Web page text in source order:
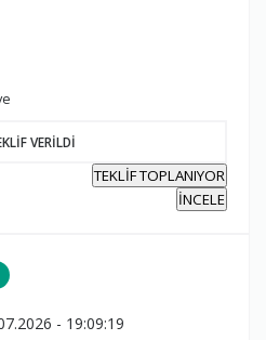
VERİLDİ
TEKLİF TOPLANIYOR
İNCELE
- 19:09:19